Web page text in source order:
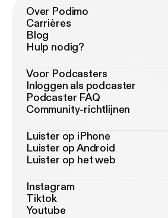
Over Podimo
Carrières
Blog
Hulp nodig?
Voor Podcasters
Inloggen als podcaster
Podcaster FAQ
Community-richtlijnen
Luister op iPhone
Luister op Android
Luister op het web
Instagram
Tiktok
Youtube